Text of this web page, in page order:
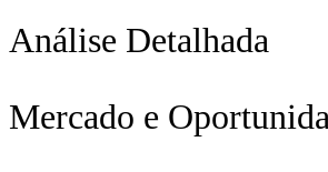
Análise Detalhada
Mercado e